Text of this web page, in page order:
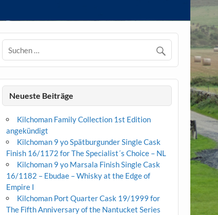
Neueste Beiträge
Kilchoman Family Collection 1st Edition
angekündigt
Kilchoman 9 yo Spätburgunder Single Cask
Finish 16/1172 for The Specialist´s Choice – NL
Kilchoman 9 yo Marsala Finish Single Cask
16/1182 – Ebudae – Whisky at the Edge of
Empire I
Kilchoman Port Quarter Cask 19/1999 for
The Fifth Anniversary of the Nantucket Series